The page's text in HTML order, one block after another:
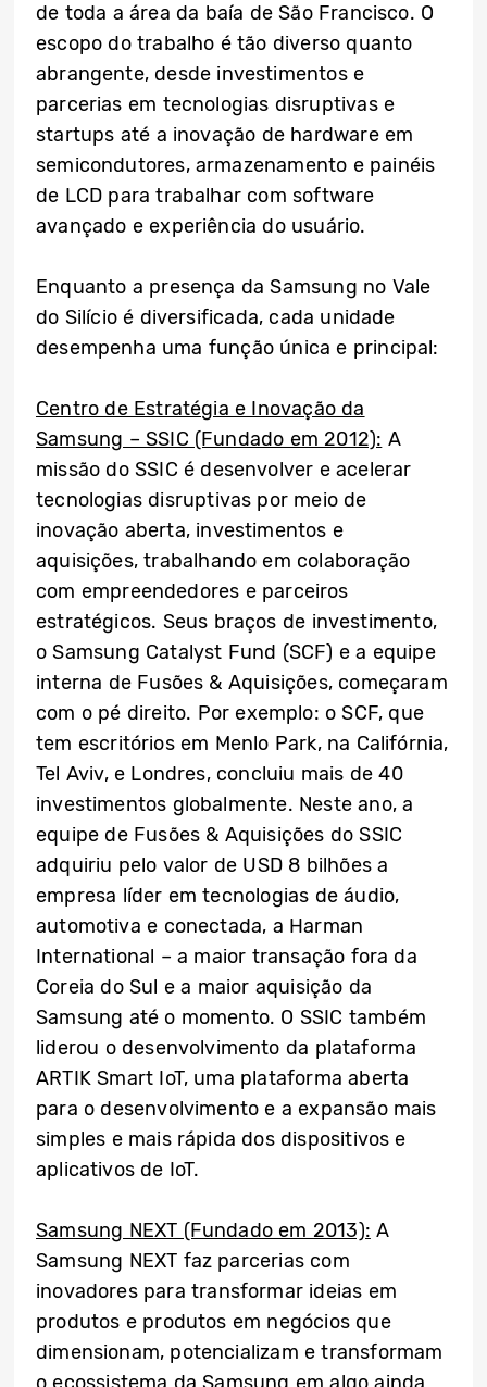
de toda a área da baía de São Francisco. O
escopo do trabalho é tão diverso quanto
abrangente, desde investimentos e
parcerias em tecnologias disruptivas e
startups até a inovação de hardware em
semicondutores, armazenamento e painéis
de LCD para trabalhar com software
avançado e experiência do usuário.
Enquanto a presença da Samsung no Vale
do Silício é diversificada, cada unidade
desempenha uma função única e principal:
Centro de Estratégia e Inovação da
Samsung – SSIC (Fundado em 2012): A
missão do SSIC é desenvolver e acelerar
tecnologias disruptivas por meio de
inovação aberta, investimentos e
aquisições, trabalhando em colaboração
com empreendedores e parceiros
estratégicos. Seus braços de investimento,
o Samsung Catalyst Fund (SCF) e a equipe
interna de Fusões & Aquisições, começaram
com o pé direito. Por exemplo: o SCF, que
tem escritórios em Menlo Park, na Califórnia,
Tel Aviv, e Londres, concluiu mais de 40
investimentos globalmente. Neste ano, a
equipe de Fusões & Aquisições do SSIC
adquiriu pelo valor de USD 8 bilhões a
empresa líder em tecnologias de áudio,
automotiva e conectada, a Harman
International – a maior transação fora da
Coreia do Sul e a maior aquisição da
Samsung até o momento. O SSIC também
liderou o desenvolvimento da plataforma
ARTIK Smart IoT, uma plataforma aberta
para o desenvolvimento e a expansão mais
simples e mais rápida dos dispositivos e
aplicativos de IoT.
Samsung NEXT (Fundado em 2013): A
Samsung NEXT faz parcerias com
inovadores para transformar ideias em
produtos e produtos em negócios que
dimensionam, potencializam e transformam